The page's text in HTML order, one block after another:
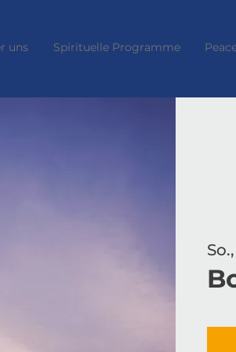
uns Spirituelle Programme